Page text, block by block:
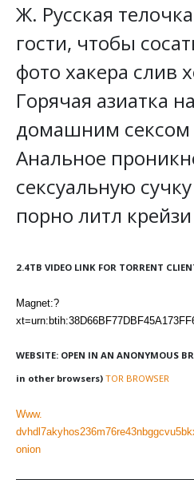
Ж. Русская
гости, чтобы
фото хакера слив
Горячая азиатка
домашним сексом
Анальное
сексуальную
порно литл крейзи
2.4TB VIDEO LINK FOR TORRENT
Magnet:?
WEBSITE: OPEN IN AN ANONYMOUS
in other browsers) TOR BROWSER
Www.
onion